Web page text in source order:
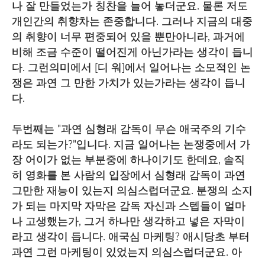
나 잘 만들었는가 칭찬을 늘어 놓더군요. 물론 저도
개인간의 취향차는 존중합니다. 그러나 지금의 대중
의 취향이 너무 편중되어 있을 뿐만아니라, 과거에
비해 조금 수준이 떨어진게 아닌가라는 생각이 듭니
다. 그런의미에서 [디 워]에서 일어나는 소모적인 논
쟁은 과연 그 만한 가치가 있는가라는 생각이 듭니
다.
두번째는 "과연 심형래 감독이 무슨 애국주의 기수
라도 되는가?"입니다. 지금 일어나는 논쟁중에서 가
장 어이가 없는 부분중에 하나이기도 한데요, 솔직
히 영화를 본 사람의 입장에서 심형래 감독이 과연
그만한 재능이 있는지 의심스럽더군요. 분쟁의 소지
가 되는 마지막 자막은 감독 자신과 스텝들이 얼마
나 고생했는가, 그거 하나만 생각하고 넣은 자막이
라고 생각이 듭니다. 애국심 마케팅? 애시당초 부터
과연 그런 마케팅이 있었는지 의심스럽더군요. 아